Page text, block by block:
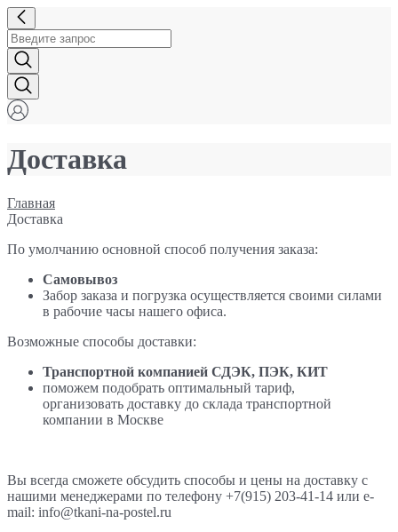
Доставка
Главная
Доставка
По умолчанию основной способ получения заказа:
Самовывоз
Забор заказа и погрузка осуществляется своими силами
в рабочие часы нашего офиса.
Возможные способы доставки:
Транспортной компанией СДЭК, ПЭК, КИТ
поможем подобрать оптимальный тариф,
организовать доставку до склада транспортной
компании в Москве
Вы всегда сможете обсудить способы и цены на доставку с
нашими менеджерами по телефону +7(915) 203-41-14 или e-
mail: info@tkani-na-postel.ru